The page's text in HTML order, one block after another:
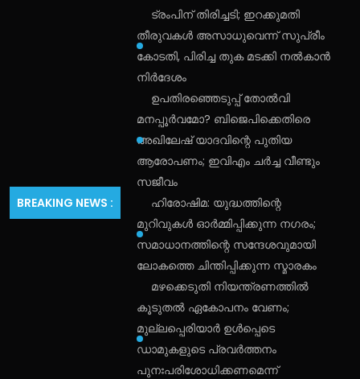
BREAKING NEWS :
ട്രംപിന് തിരിച്ചടി; ഇറക്കുമതി
തീരുവകൾ അസാധുവെന്ന് സുപ്രീം
കോടതി, പിരിച്ച തുക മടക്കി നൽകാൻ
നിർദേശം
ഉപതിരഞ്ഞെടുപ്പ് തോൽവി
മനപ്പൂർവമോ? ബിജെപിക്കെതിരെ
അഖിലേഷ് യാദവിന്റെ പുതിയ
ആരോപണം; ഇവിഎം ചർച്ച വീണ്ടും
സജീവം
ഹിരോഷിമ: യുദ്ധത്തിന്റെ
മുറിവുകൾ ഓർമ്മിപ്പിക്കുന്ന നഗരം;
സമാധാനത്തിന്റെ സന്ദേശവുമായി
ലോകത്തെ ചിന്തിപ്പിക്കുന്ന സ്മാരകം
മഴക്കെടുതി നിയന്ത്രണത്തിൽ
കൂടുതൽ ഏകോപനം വേണം;
മുല്ലപ്പെരിയാർ ഉൾപ്പെടെ
ഡാമുകളുടെ പ്രവർത്തനം
പുനഃപരിശോധിക്കണമെന്ന്